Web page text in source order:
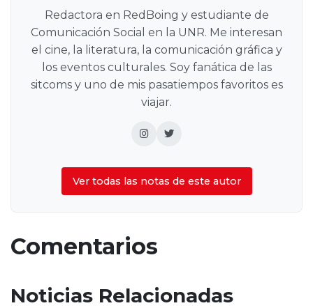
Redactora en RedBoing y estudiante de
Comunicación Social en la UNR. Me interesan
el cine, la literatura, la comunicación gráfica y
los eventos culturales. Soy fanática de las
sitcoms y uno de mis pasatiempos favoritos es
viajar.
Ver todas las notas de este autor
Comentarios
Noticias Relacionadas